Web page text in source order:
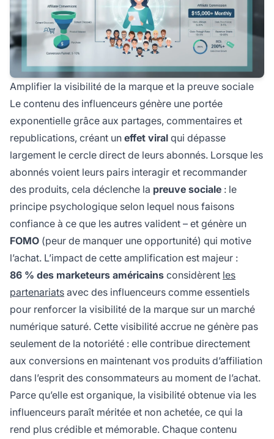
Amplifier la visibilité de la marque et la preuve sociale
Le contenu des influenceurs génère une portée
exponentielle grâce aux partages, commentaires et
republications, créant un effet viral qui dépasse
largement le cercle direct de leurs abonnés. Lorsque les
abonnés voient leurs pairs interagir et recommander
des produits, cela déclenche la preuve sociale : le
principe psychologique selon lequel nous faisons
confiance à ce que les autres valident – et génère un
FOMO (peur de manquer une opportunité) qui motive
l’achat. L’impact de cette amplification est majeur :
86 % des marketeurs américains considèrent les
partenariats avec des influenceurs comme essentiels
pour renforcer la visibilité de la marque sur un marché
numérique saturé. Cette visibilité accrue ne génère pas
seulement de la notoriété : elle contribue directement
aux conversions en maintenant vos produits d’affiliation
dans l’esprit des consommateurs au moment de l’achat.
Parce qu’elle est organique, la visibilité obtenue via les
influenceurs paraît méritée et non achetée, ce qui la
rend plus crédible et mémorable. Chaque contenu